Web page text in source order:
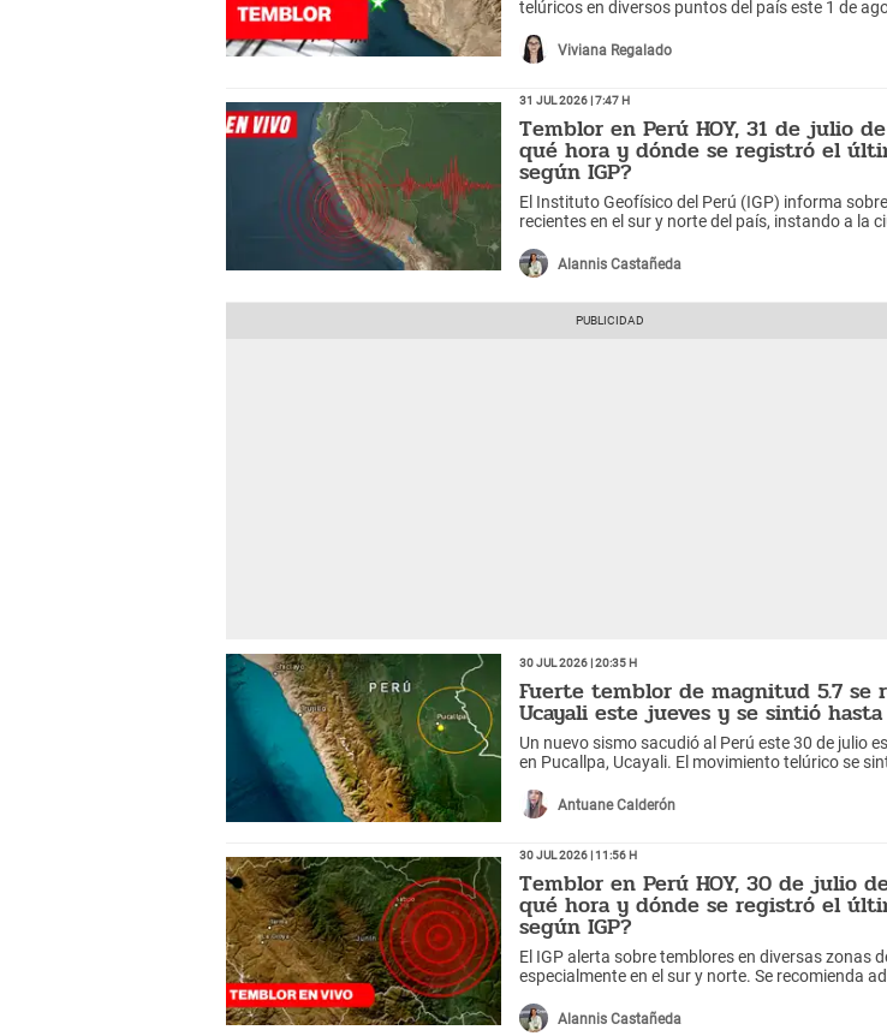
telúricos en diversos puntos del país este 1 de
Viviana Regalado
31 Jul 2026 | 7:47 h
Temblor en Perú HOY, 31 de julio
qué hora y dónde se registró el
según IGP?
El Instituto Geofísico del Perú (IGP) informa
recientes en el sur y norte del país, instando a la
Alannis Castañeda
30 Jul 2026 | 20:35 h
Fuerte temblor de magnitud 5.7 se
Ucayali este jueves y se sintió
Un nuevo sismo sacudió al Perú este 30 de julio
en Pucallpa, Ucayali. El movimiento telúrico se
Antuane Calderón
30 Jul 2026 | 11:56 h
Temblor en Perú HOY, 30 de julio
qué hora y dónde se registró el
según IGP?
El IGP alerta sobre temblores en diversas zonas
especialmente en el sur y norte. Se recomienda
Alannis Castañeda